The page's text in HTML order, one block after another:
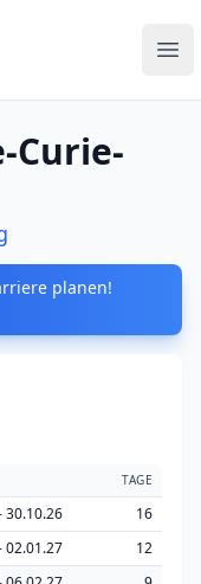
Curie-
planen!
TAGE
30.10.26
16
02.01.27
12